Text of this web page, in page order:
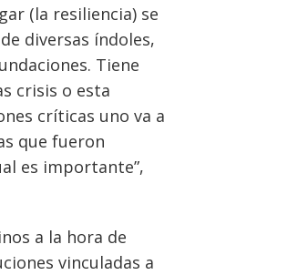
(la resiliencia) se
diversas índoles,
Tiene
crisis o esta
críticas uno va a
que fueron
es importante”,
a la hora de
vinculadas a